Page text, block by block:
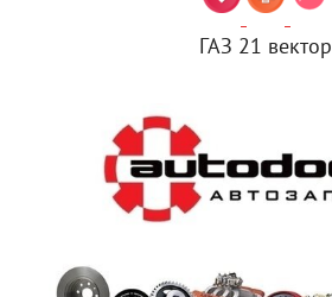
ГАЗ 21 вектор